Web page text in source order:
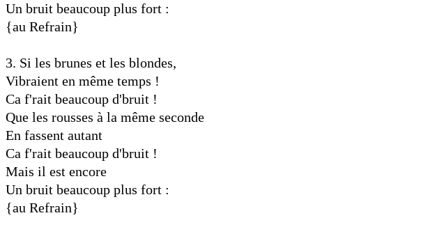
Un bruit beaucoup plus fort :
{au Refrain}
3. Si les brunes et les blondes,
Vibraient en même temps !
Ca f'rait beaucoup d'bruit !
Que les rousses à la même seconde
En fassent autant
Ca f'rait beaucoup d'bruit !
Mais il est encore
Un bruit beaucoup plus fort :
{au Refrain}